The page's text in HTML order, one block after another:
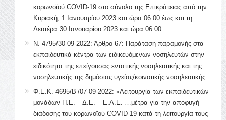
κορωνοϊού COVID-19 στο σύνολο της Επικράτειας από την
Κυριακή, 1 Ιανουαρίου 2023 και ώρα 06:00 έως και τη
Δευτέρα 30 Ιανουαρίου 2023 και ώρα 06:00
Ν. 4795/30-09-2022: Άρθρο 67: Παράταση παραμονής στα
εκπαιδευτικά κέντρα των ειδικευόμενων νοσηλευτών στην
ειδικότητα της επείγουσας εντατικής νοσηλευτικής και της
νοσηλευτικής της δημόσιας υγείας/κοινοτικής νοσηλευτικής
Φ.Ε.Κ. 4695/Β’/07-09-2022: «Λειτουργία των εκπαιδευτικών
μονάδων Π.Ε. – Δ.Ε. – Ε.Α.Ε. …μέτρα για την αποφυγή
διάδοσης του κορωνοϊού COVID-19 κατά τη λειτουργία τους